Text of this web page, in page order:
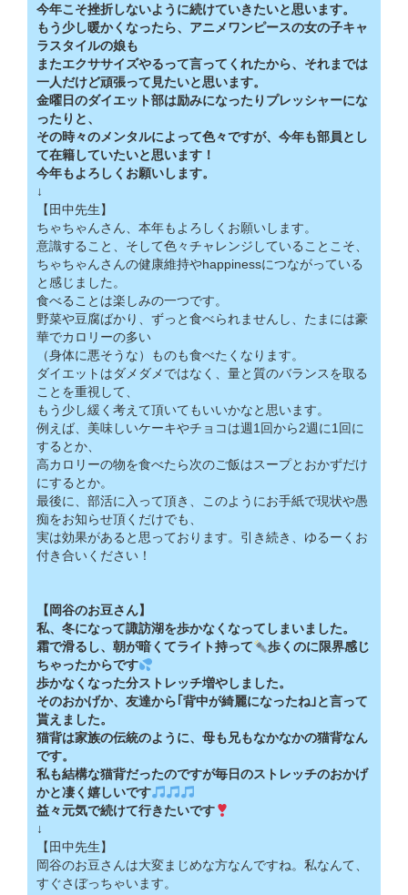
今年こそ挫折しないように続けていきたいと思います。
もう少し暖かくなったら、アニメワンピースの女の子キャ
ラスタイルの娘も
またエクササイズやるって言ってくれたから、それまでは
一人だけど頑張って見たいと思います。
金曜日のダイエット部は励みになったりプレッシャーにな
ったりと、
その時々のメンタルによって色々ですが、今年も部員とし
て在籍していたいと思います！
今年もよろしくお願いします。
↓
【田中先生】
ちゃちゃんさん、本年もよろしくお願いします。
意識すること、そして色々チャレンジしていることこそ、
ちゃちゃんさんの健康維持やhappinessにつながっている
と感じました。
食べることは楽しみの一つです。
野菜や豆腐ばかり、ずっと食べられませんし、たまには豪
華でカロリーの多い
（身体に悪そうな）ものも食べたくなります。
ダイエットはダメダメではなく、量と質のバランスを取る
ことを重視して、
もう少し緩く考えて頂いてもいいかなと思います。
例えば、美味しいケーキやチョコは週1回から2週に1回に
するとか、
高カロリーの物を食べたら次のご飯はスープとおかずだけ
にするとか。
最後に、部活に入って頂き、このようにお手紙で現状や愚
痴をお知らせ頂くだけでも、
実は効果があると思っております。引き続き、ゆるーくお
付き合いください！
【岡谷のお豆さん】
私、冬になって諏訪湖を歩かなくなってしまいました。
霜で滑るし、朝が暗くてライト持って
歩くのに限界感じ
ちゃったからです
歩かなくなった分ストレッチ増やしました。
そのおかげか、友達から｢背中が綺麗になったね｣と言って
貰えました。
猫背は家族の伝統のように、母も兄もなかなかの猫背なん
です。
私も結構な猫背だったのですが毎日のストレッチのおかげ
かと凄く嬉しいです
益々元気で続けて行きたいです
↓
【田中先生】
岡谷のお豆さんは大変まじめな方なんですね。私なんて、
すぐさぼっちゃいます。